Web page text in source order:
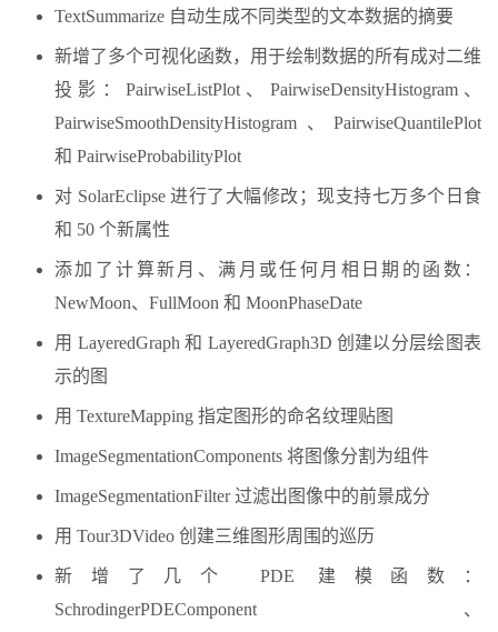
TextSummarize 自动生成不同类型的文本数据的摘要
新增了多个可视化函数，用于绘制数据的所有成对二维
投影：PairwiseListPlot、PairwiseDensityHistogram、
PairwiseSmoothDensityHistogram、PairwiseQuantilePlot
和 PairwiseProbabilityPlot
对 SolarEclipse 进行了大幅修改；现支持七万多个日食
和 50 个新属性
添加了计算新月、满月或任何月相日期的函数：
NewMoon、FullMoon 和 MoonPhaseDate
用 LayeredGraph 和 LayeredGraph3D 创建以分层绘图表
示的图
用 TextureMapping 指定图形的命名纹理贴图
ImageSegmentationComponents 将图像分割为组件
ImageSegmentationFilter 过滤出图像中的前景成分
用 Tour3DVideo 创建三维图形周围的巡历
新增了几个 PDE 建模函数：
SchrodingerPDEComponent、